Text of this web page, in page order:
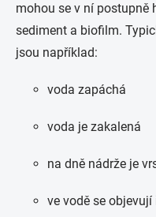
mohou se v ní postupně
sediment a biofilm.
jsou například:
voda zapáchá
voda je zakalená
na dně nádrže je
ve vodě se